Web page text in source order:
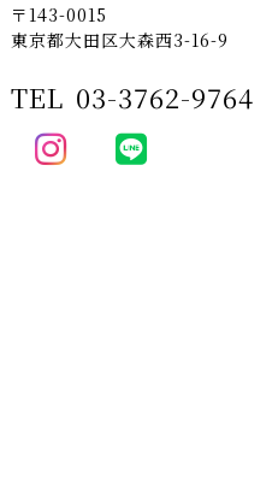
〒143-0015
東京都大田区大森西3-16-9
TEL 03-3762-9764